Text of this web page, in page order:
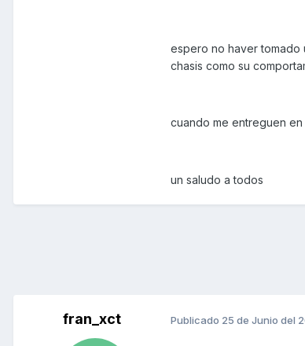
espero no haver tomado
chasis como su
cuando me entreguen en
un saludo a todos
fran_xct Publicado 25 de Junio del